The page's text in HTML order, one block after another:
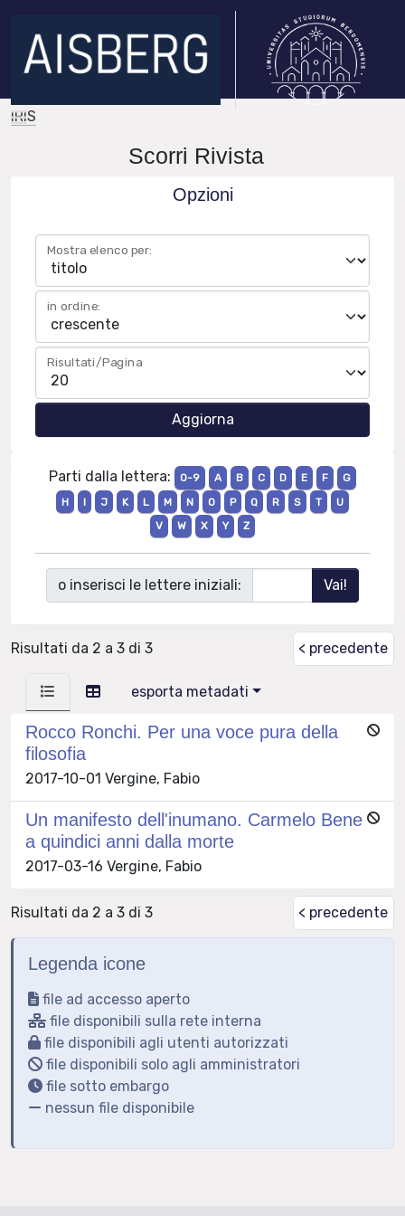
IRIS
Scorri Rivista
Opzioni
Mostra elenco per:
in ordine:
Risultati/Pagina
Parti dalla lettera: 0-9 A B C D E F
G
H
I J K L M N O P Q R S T
U
V
W X Y Z
o inserisci le lettere iniziali:
Risultati da 2 a 3 di 3 < precedente
esporta metadati
Rocco Ronchi. Per una voce pura della
filosofia
2017-10-01 Vergine, Fabio
Un manifesto dell'inumano. Carmelo Bene
a quindici anni dalla morte
2017-03-16 Vergine, Fabio
Risultati da 2 a 3 di 3 < precedente
Legenda icone
file ad accesso aperto
file disponibili sulla rete interna
file disponibili agli utenti autorizzati
file disponibili solo agli amministratori
file sotto embargo
nessun file disponibile